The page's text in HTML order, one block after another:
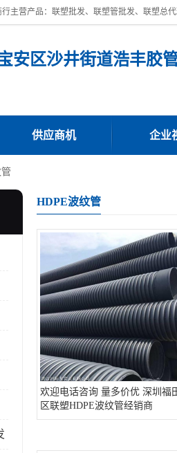
安区沙井街道浩丰胶
供应商机 企业
HDPE波纹管
欢迎电话咨询 量多价优 深圳福
区联塑HDPE波纹管经销商